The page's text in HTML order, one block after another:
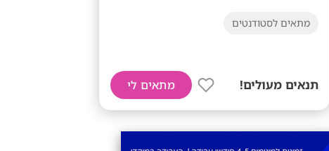
מתאים לסטודנטים
תנאים מעולים! מתאים לי